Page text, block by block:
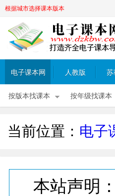
根据城市选择课本版本
电子课本网 人教版 苏
按版本找课本 按年级找课本
当前位置： 电子
本站声明